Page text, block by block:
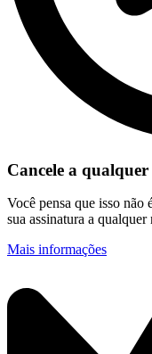
Cancele a
Você pensa que isso não
sua assinatura a qualquer
Mais informações